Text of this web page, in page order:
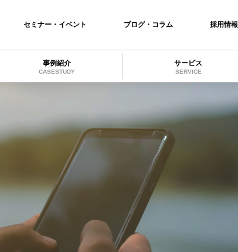
セミナー・イベント ブログ・コラム 採用情報
事例紹介
CASESTUDY
サービス
SERVICE